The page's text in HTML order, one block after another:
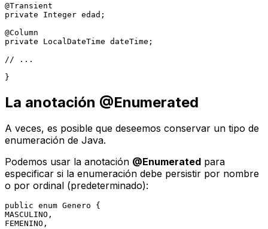
@Transient
private Integer edad;
@Column
private LocalDateTime dateTime;
// ...
La anotación @Enumerated
A veces, es posible que deseemos conservar un tipo de
enumeración de Java.
Podemos usar la anotación @Enumerated para
especificar si la enumeración debe persistir por nombre
o por ordinal (predeterminado):
public enum Genero {
MASCULINO,
FEMENINO,